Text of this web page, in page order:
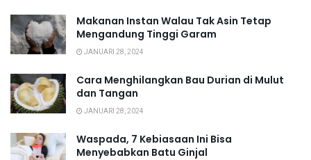
Makanan Instan Walau Tak Asin Tetap
Mengandung Tinggi Garam
JANUARI 28, 2024
Cara Menghilangkan Bau Durian di Mulut
dan Tangan
JANUARI 28, 2024
Waspada, 7 Kebiasaan Ini Bisa
Menyebabkan Batu Ginjal